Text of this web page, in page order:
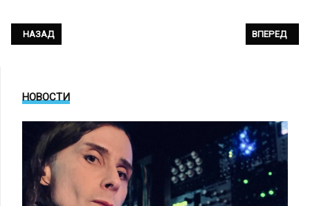
ПРЕДЫДУЩИЙ: THE MOBILE HOMES - «TRISTESSE»
НАЗАД СЛЕДУЮЩИЙ:
ВПЕРЕД
НОВОСТИ